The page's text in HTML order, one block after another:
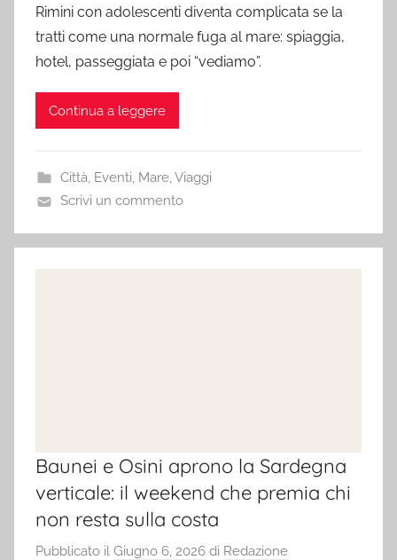
Rimini con adolescenti diventa complicata se la
tratti come una normale fuga al mare: spiaggia,
hotel, passeggiata e poi “vediamo”.
Continua a leggere
Città, Eventi, Mare,Viaggi
Scrivi un commento
Baunei e Osini aprono la Sardegna
verticale: il weekend che premia chi
non resta sulla costa
Pubblicato il Giugno 6, 2026 di Redazione